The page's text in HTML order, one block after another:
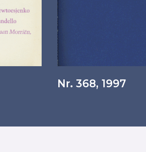
Nr. 368, 1997